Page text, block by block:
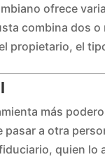
ofrece
combina dos
propietario, el
más
pasar a otra
quien